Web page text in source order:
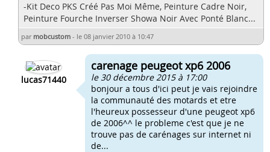
-Kit Deco PKS Créé Pas Moi Même, Peinture Cadre Noir,
Peinture Fourche Inverser Showa Noir Avec Ponté Blanc...
par mobcustom - le 08 janvier 2010 à 10:47
lucas71440
carenage peugeot xp6 2006
le 30 décembre 2015 à 17:00
bonjour a tous d'ici peut je vais rejoindre
la communauté des motards et etre
l'heureux possesseur d'une peugeot xp6
de 2006^^ le probleme c'est que je ne
trouve pas de carénages sur internet ni
de...